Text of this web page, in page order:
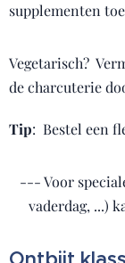
supplementen
Vegetarisch?
de charcuterie
Tip: Bestel een
--- Voor
vaderdag, ...)